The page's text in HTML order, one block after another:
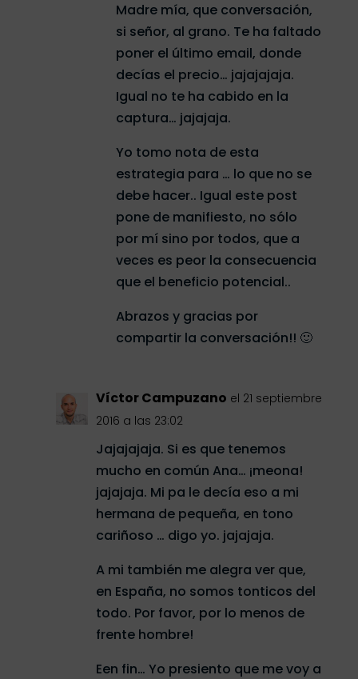
Madre mía, que conversación,
si señor, al grano. Te ha faltado
poner el último email, donde
decías el precio… jajajajaja.
Igual no te ha cabido en la
captura… jajajaja.
Yo tomo nota de esta
estrategia para … lo que no se
debe hacer.. Igual este post
pone de manifiesto, no sólo
por mí sino por todos, que a
veces es peor la consecuencia
que el beneficio potencial..
Abrazos y gracias por
compartir la conversación!! 🙂
Víctor Campuzano el 21 septiembre
2016 a las 23:02
Jajajajaja. Si es que tenemos
mucho en común Ana… ¡meona!
jajajaja. Mi pa le decía eso a mi
hermana de pequeña, en tono
cariñoso … digo yo. jajajaja.
A mi también me alegra ver que,
en España, no somos tonticos del
todo. Por favor, por lo menos de
frente hombre!
Een fin… Yo presiento que me voy a